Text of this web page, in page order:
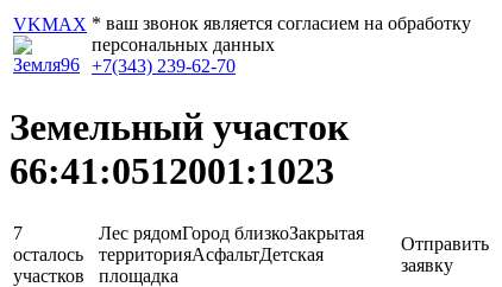
VKMAX * ваш звонок является согласием на обработку
персональных данных
+7(343) 239-62-70
Земельный участок
66:41:0512001:1023
7
осталось
участков
Лес рядомГород близкоЗакрытая
территорияАсфальтДетская
площадка
Отправить
заявку